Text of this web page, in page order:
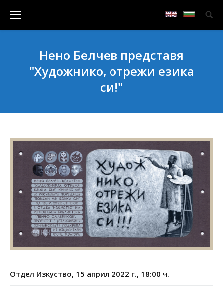
Нено Белчев представя
"Художнико, отрежи езика
си!"
Отдел Изкуство, 15 април 2022 г., 18:00 ч.